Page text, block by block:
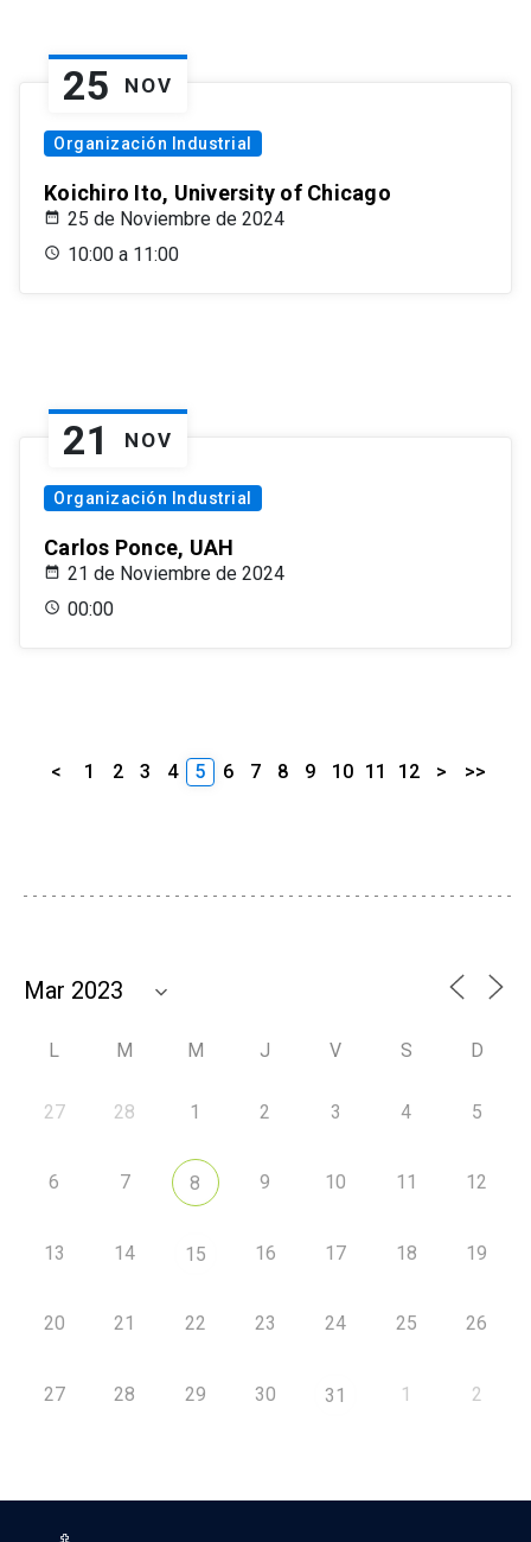
25 NOV
Organización Industrial
Koichiro Ito, University of Chicago
25 de Noviembre de 2024
10:00 a 11:00
21 NOV
Organización Industrial
Carlos Ponce, UAH
21 de Noviembre de 2024
00:00
< 1 2 3 4 5 6 7 8 9 10 11 12 > >>
L M M J V S D
27 28 1 2 3 4 5
6 7 8 9 10 11 12
13 14 15 16 17 18 19
20 21 22 23 24 25 26
27 28 29 30 31 1 2